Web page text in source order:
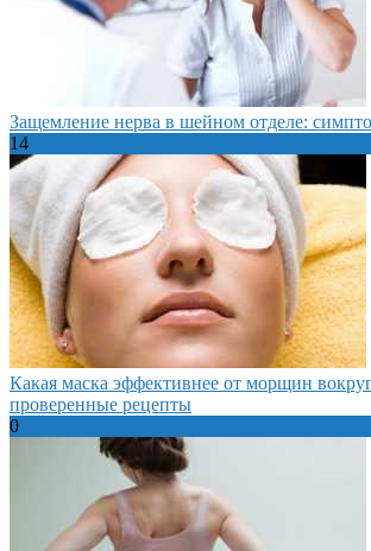
Защемление нерва в шейном отделе:
14
Какая маска эффективнее от морщин вокруг
проверенные рецепты
0